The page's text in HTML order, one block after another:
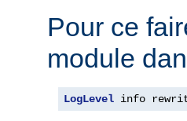
Pour ce
module
LogLevel info